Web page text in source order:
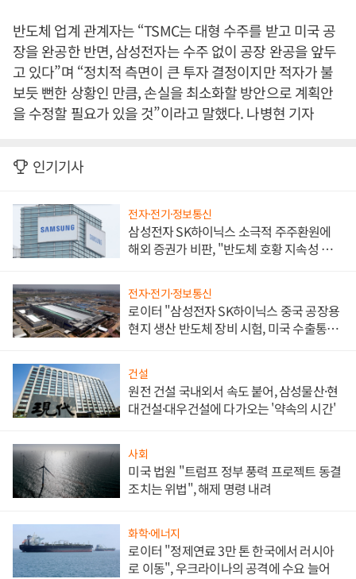
반도체 업계 관계자는 “TSMC는 대형 수주를 받고 미국 공
장을 완공한 반면, 삼성전자는 수주 없이 공장 완공을 앞두
고 있다”며 “정치적 측면이 큰 투자 결정이지만 적자가 불
보듯 뻔한 상황인 만큼, 손실을 최소화할 방안으로 계획안
을 수정할 필요가 있을 것”이라고 말했다. 나병현 기자
인기기사
전자·전기·정보통신
삼성전자 SK하이닉스 소극적 주주환원에
해외 증권가 비판, "반도체 호황 지속성 의
전자·전기·정보통신
로이터 "삼성전자 SK하이닉스 중국 공장용
현지 생산 반도체 장비 시험, 미국 수출통제
건설
원전 건설 국내외서 속도 붙어, 삼성물산·현
대건설·대우건설에 다가오는 '약속의 시간'
사회
미국 법원 "트럼프 정부 풍력 프로젝트 동결
조치는 위법", 해제 명령 내려
화학·에너지
로이터 "정제연료 3만 톤 한국에서 러시아
로 이동", 우크라이나의 공격에 수요 늘어